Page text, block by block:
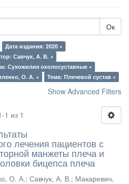
Ок
Дата издания: 2020 ×
Савчук, А. В. ×
Сухожилия околосуставные ×
О. А. × Тема: Плечевой сустав ×
Show Advanced Filters
из 1
лечения пациентов с
манжеты плеча и
бицепса плеча
О. А.; Савчук, А. В.; Макаревич,